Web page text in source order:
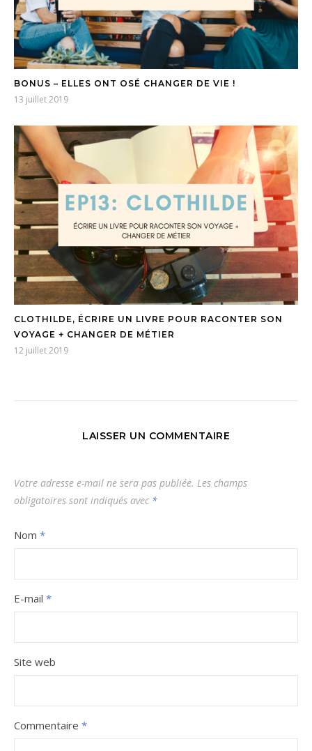
BONUS – ELLES ONT OSÉ CHANGER DE VIE !
13 juillet 2019
CLOTHILDE, ÉCRIRE UN LIVRE POUR RACONTER SON
VOYAGE + CHANGER DE MÉTIER
12 juillet 2019
LAISSER UN COMMENTAIRE
Votre adresse e-mail ne sera pas publiée. Les champs
obligatoires sont indiqués avec *
Nom *
E-mail *
Site web
Commentaire *